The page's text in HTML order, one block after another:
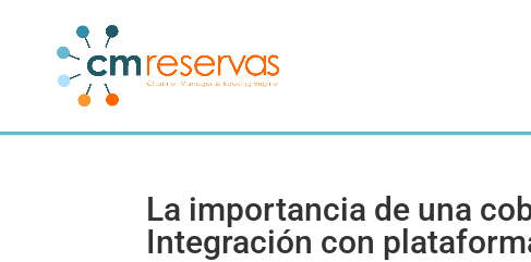
La importancia de una
Integración con